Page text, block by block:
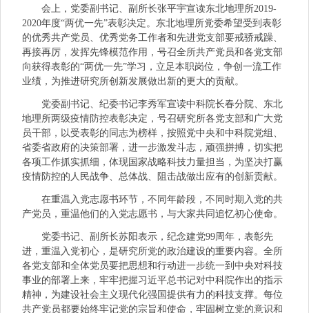
会上，党委副书记、副所长张平宇宣读东北地理所2019-
2020年度“两优一先”表彰决定。东北地理所党委希望受到表彰
的优秀共产党员、优秀党务工作者和先进党支部要戒骄戒躁、
再接再厉，发挥先锋模范作用，号召全所共产党员和各党支部
向获得表彰的“两优一先”学习，立足本职岗位，争创一流工作
业绩，为推进研究所创新发展做出新的更大的贡献。
党委副书记、纪委书记李秀军宣读中科院长春分院、东北
地理所两级疫情防控表彰决定，号召研究所各党支部和广大党
员干部，以受表彰的同志为榜样，按照党中央和中科院党组、
省委省政府的决策部署，进一步激发斗志，顽强拼搏，切实把
各项工作抓实抓细，体现国家战略科技力量担当，为坚决打赢
疫情防控的人民战争、总体战、阻击战做出应有的创新贡献。
在重温入党志愿书环节，不同年龄段，不同时期入党的共
产党员，重温他们的入党志愿书，与大家共同追忆初心使命。
党委书记、副所长苏阳表示，纪念建党99周年，表彰先
进，重温入党初心，是研究所党的政治建设的重要内容。全所
各党支部和全体党员要把思想和行动进一步统一到中央对科技
事业的部署上来，牢牢把握习近平总书记对中科院作出的指示
精神，为建设社会主义现代化强国提供有力的科技支撑。每位
共产党员都要始终牢记党的宗旨和使命，牢固树立党的意识和